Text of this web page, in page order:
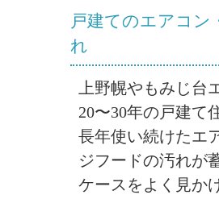
戸建てのエアコン
れ
上野幌やもみじ台
20〜30年の戸建て
長年使い続けたエ
ジフードの汚れが
ケースをよく見か